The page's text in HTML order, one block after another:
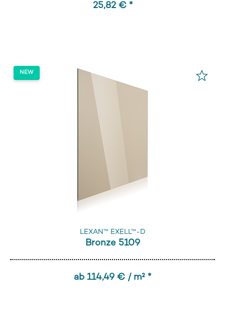
25,82 € *
LEXAN™ EXELL™-D
Bronze 5109
ab 114,49 € / m² *